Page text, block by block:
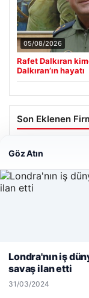
05/08/2026
Rafet Dalkıran
Dalkıran’ın hayatı
Son Eklenen
Web sitemizi nasıl
kullanıyoruz.Çerez
Reddet
Göz Atın
Londra'nın iş
savaş ilan etti
31/03/2024